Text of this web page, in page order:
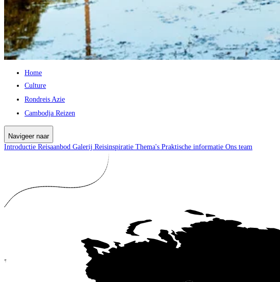
Home
Culture
Rondreis Azie
Cambodja Reizen
Navigeer naar
Introductie Reisaanbod Galerij Reisinspiratie Thema's Praktische informatie Ons team